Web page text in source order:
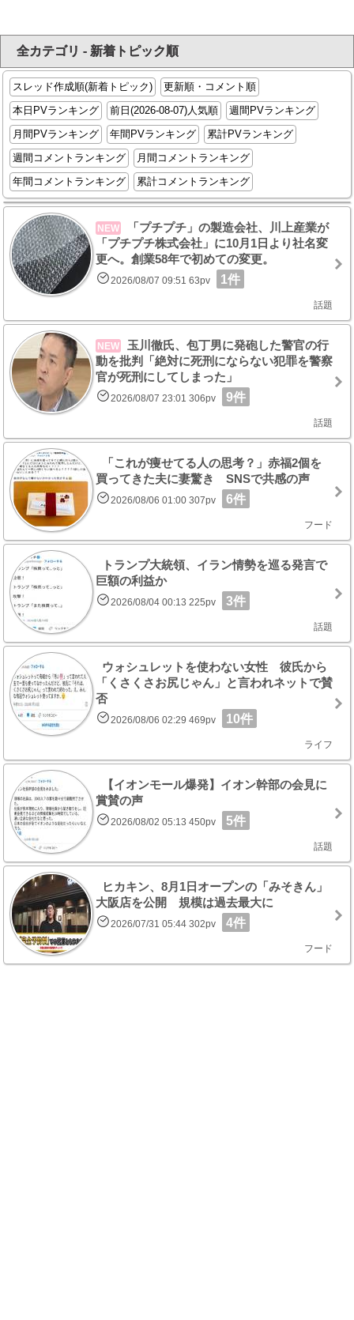
全カテゴリ - 新着トピック順
スレッド作成順(新着トピック)
更新順・コメント順
本日PVランキング
前日(2026-08-07)人気順
週間PVランキング
月間PVランキング
年間PVランキング
累計PVランキング
週間コメントランキング
月間コメントランキング
年間コメントランキング
累計コメントランキング
NEW
「プチプチ」の製造会社、川上産業が
「プチプチ株式会社」に10月1日より社名変
更へ。創業58年で初めての変更。
2026/08/07 09:51 63pv 1件
話題
NEW
玉川徹氏、包丁男に発砲した警官の行
動を批判「絶対に死刑にならない犯罪を警察
官が死刑にしてしまった」
2026/08/07 23:01 306pv 9件
話題
「これが痩せてる人の思考？」赤福2個を
買ってきた夫に妻驚き SNSで共感の声
2026/08/06 01:00 307pv 6件
フード
トランプ大統領、イラン情勢を巡る発言で
巨額の利益か
2026/08/04 00:13 225pv 3件
話題
ウォシュレットを使わない女性 彼氏から
「くさくさお尻じゃん」と言われネットで賛
否
2026/08/06 02:29 469pv 10件
ライフ
【イオンモール爆発】イオン幹部の会見に
賞賛の声
2026/08/02 05:13 450pv 5件
話題
ヒカキン、8月1日オープンの「みそきん」
大阪店を公開 規模は過去最大に
2026/07/31 05:44 302pv 4件
フード